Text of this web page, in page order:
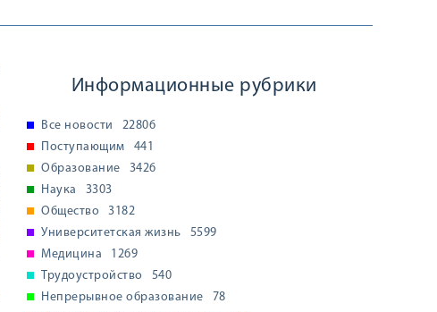
Информационные рубрики
Все новости
22806
Поступающим
441
Образование
3426
Наука
3303
Общество
3182
Университетская жизнь
5599
Медицина
1269
Трудоустройство
540
Непрерывное образование
78